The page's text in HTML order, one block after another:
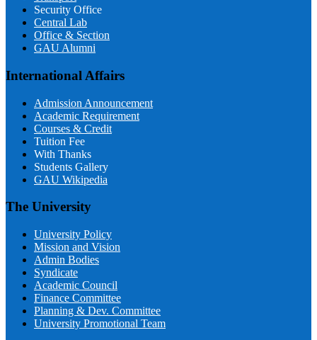
Security Office
Central Lab
Office & Section
GAU Alumni
International Affairs
Admission Announcement
Academic Requirement
Courses & Credit
Tuition Fee
With Thanks
Students Gallery
GAU Wikipedia
The University
University Policy
Mission and Vision
Admin Bodies
Syndicate
Academic Council
Finance Committee
Planning & Dev. Committee
University Promotional Team